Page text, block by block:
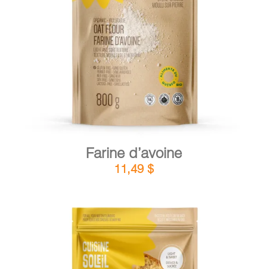
AJOUTER AU PANIER / DÉTAILS
Farine d’avoine
11,49 $